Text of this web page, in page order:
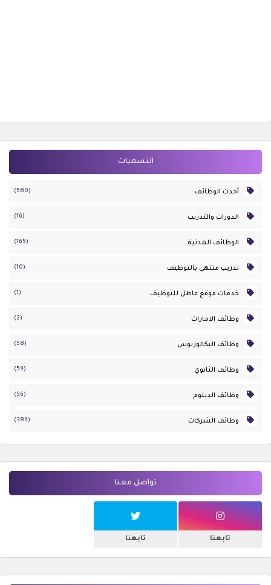
التسميات
أحدث الوظائف (580)
الدورات والتدريب (16)
الوظائف المدنية (165)
تدريب منتهي بالتوظيف (10)
خدمات موقع عاطل للتوظيف (1)
وظائف الامارات (2)
وظائف البكالوريوس (58)
وظائف الثانوي (59)
وظائف الدبلوم (56)
وظائف الشركات (389)
تواصل معنا
تابعنا تابعنا